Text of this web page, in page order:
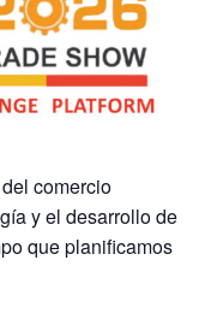
comercio
y el desarrollo de
que planificamos